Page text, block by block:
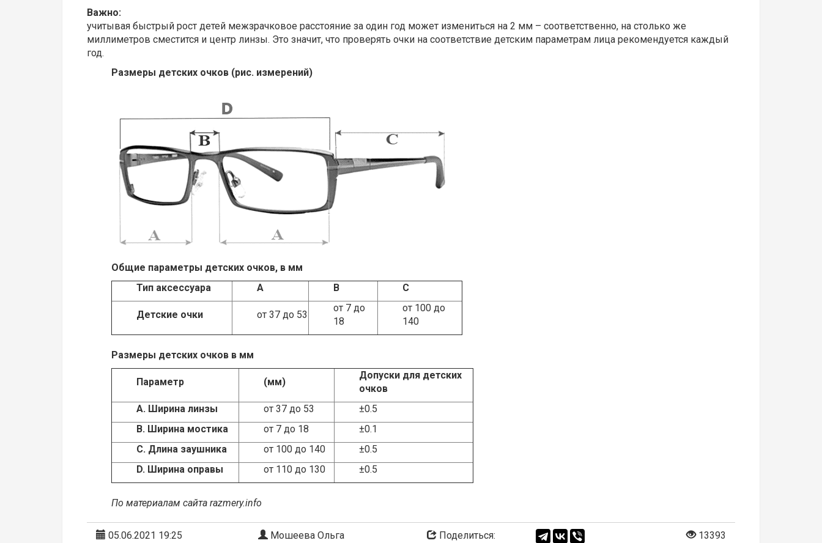
Важно:
учитывая быстрый рост детей межзрачковое расстояние за один год может измениться на 2 мм – соответственно, на столько же
миллиметров сместится и центр линзы. Это значит, что проверять очки на соответствие детским параметрам лица рекомендуется каждый
год.
Размеры детских очков (рис. измерений)
Общие параметры детских очков, в мм
Тип аксессуара
A B C
Детские очки от 37 до 53
от 7 до
18
от 100 до
140
Размеры детских очков в мм
Параметр (мм)
Допуски для детских
очков
А. Ширина линзы
от 37 до 53
±0.5
В. Ширина мостика
от 7 до 18
±0.1
С. Длина заушника
от 100 до 140
±0.5
D. Ширина оправы от 110 до 130 ±0.5
По материалам сайта razmery.info
05.06.2021 19:25 Мошеева Ольга Поделиться: 13393